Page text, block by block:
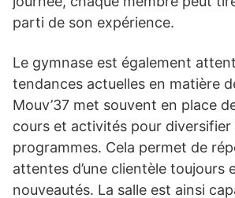
parti de son expérience.
Le gymnase est également
tendances actuelles en matière
Mouv’37 met souvent en place
cours et activités pour diversifier
programmes. Cela permet de
attentes d’une clientèle toujours
nouveautés. La salle est ainsi